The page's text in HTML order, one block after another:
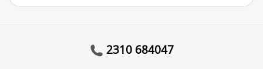
2310 684047